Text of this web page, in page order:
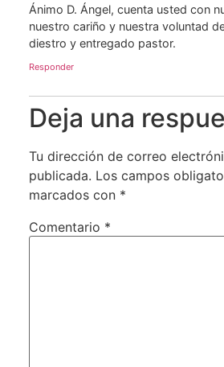
Ánimo D. Ángel, cuenta usted con
nuestro cariño y nuestra voluntad
diestro y entregado pastor.
Responder
Deja una
Tu dirección de correo
publicada. Los campos
marcados con *
Comentario *